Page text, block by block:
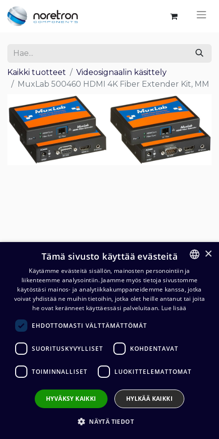
Kaikki tuotteet
Videosignaalin käsittely
MuxLab 500460 HDMI 4K Fiber Extender Kit, MM
MuxLab 500460 HDMI 4K Fiber
Extender Kit, MM
2 195,20
Lisää ostoskoriin
FINNISH
ENGLISH
×
Tämä sivusto käyttää evästeitä
Käytämme evästeitä sisällön, mainosten personointiin ja
liikenteemme analysointiin. Jaamme myös tietoja sivustomme
käytöstäsi mainos- ja analytiikkakumppaneidemme kanssa, jotka
voivat yhdistää ne muihin tietoihin, jotka olet heille antanut tai joita
he ovat keränneet käyttäessäsi palveluitaan. Lue lisää
EHDOTTOMASTI VÄLTTÄMÄTTÖMÄT
SUORITUSKYVYLLISET KOHDENTAVAT
TOIMINNALLISET LUOKITTELEMATTOMAT
HYVÄKSY KAIKKI HYLKÄÄ KAIKKI
NÄYTÄ TIEDOT